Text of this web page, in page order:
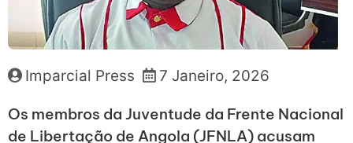
Imparcial Press 7 Janeiro, 2026
Os membros da Juventude da Frente Nacional
de Libertação de Angola (JFNLA) acusam